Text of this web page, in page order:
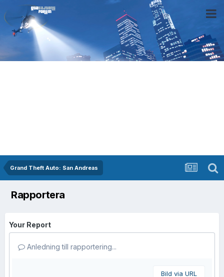
Grand Theft Auto: San Andreas
Rapportera
Your Report
Anledning till rapportering...
Bild via URL